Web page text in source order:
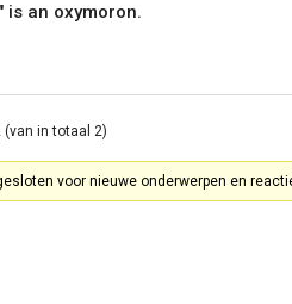
is an oxymoron.
(van in totaal 2)
voor nieuwe onderwerpen en